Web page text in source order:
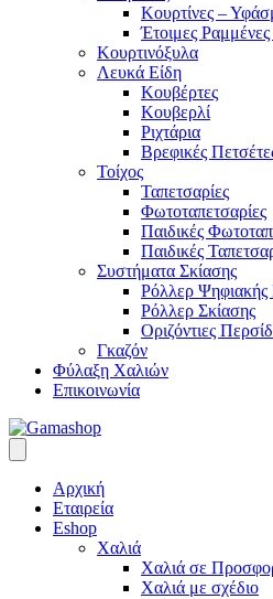
Κουρτίνες –
Έτοιμες
Κουρτινόξυλα
Λευκά Είδη
Κουβέρτες
Κουβερλί
Ριχτάρια
Βρεφικές
Τοίχος
Ταπετσαρίες
Φωτοταπετσαρίες
Παιδικές
Παιδικές
Συστήματα Σκίασης
Ρόλλερ
Ρόλλερ Σκίασης
Οριζόντιες
Γκαζόν
Φύλαξη Χαλιών
Επικοινωνία
Αρχική
Εταιρεία
Eshop
Χαλιά
Χαλιά σε
Χαλιά με σχέδιο